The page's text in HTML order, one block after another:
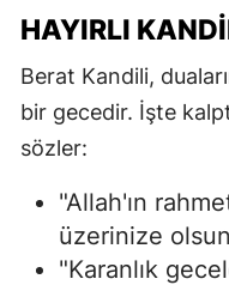
HAYIRLI
Berat Kandili,
bir gecedir. İşte
sözler:
"Allah'ın
üzerinize
"Karanlık